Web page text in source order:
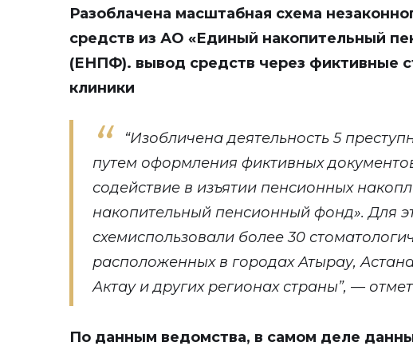
Разоблачена масштабная схема
средств из АО «Единый накопительный
(ЕНПФ). вывод средств через фиктивные
клиники
“Изобличена деятельность 5
путем оформления фиктивных
содействие в изъятии пенсионных
накопительный пенсионный фонд». Для
схемиспользовали более 30
расположенных в городах Атырау,
Актау и других регионах страны”, —
По данным ведомства, в самом деле